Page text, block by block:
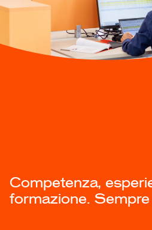
Competenza,
formazione.